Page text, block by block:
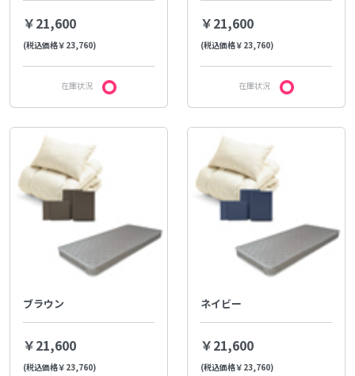
￥21,600
(税込価格￥23,760)
在庫状況
￥21,600
(税込価格￥23,760)
在庫状況
ブラウン
￥21,600
(税込価格￥23,760)
ネイビー
￥21,600
(税込価格￥23,760)